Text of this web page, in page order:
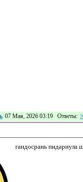
07 Мая, 2026 03:19 Ответы:
гандосрань пидарнула